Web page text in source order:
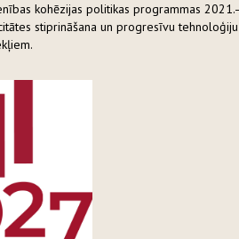
kohēzijas politikas programmas
stiprināšana un progresīvu